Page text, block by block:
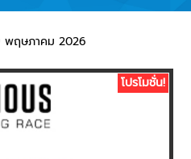
พฤษภาคม 2026
โปรโมชั่น!